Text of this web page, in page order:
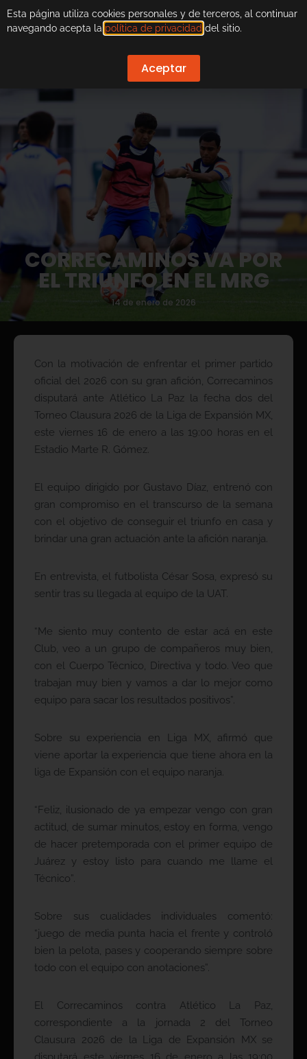
CORRECAMINOS VA POR
EL TRIUNFO EN EL MRG
14 de enero de 2026
Con la motivación de enfrentar el primer partido
oficial del 2026 con su gran afición, Correcaminos
disputará ante Atlético La Paz la fecha dos del
Torneo Clausura 2026 de la Liga de Expansión MX,
este viernes 16 de enero a las 19:00 horas en el
Estadio Marte R. Gómez.
El equipo dirigido por Gustavo Díaz, entrenó con
gran compromiso en el transcurso de la semana
con el objetivo de conseguir el triunfo en casa y
brindar una gran actuación ante la afición naranja.
En entrevista, el futbolista César Sosa, expresó su
sentir tras su llegada al equipo de la UAT.
“Me siento muy contento de estar acá en este
Club, veo a un grupo de compañeros muy bien,
con el Cuerpo Técnico, Directiva y todo. Veo que
trabajan muy bien y vamos a dar lo mejor como
equipo para sacar los resultados positivos”.
Sobre su experiencia en Liga MX, afirmó que
viene aportar la experiencia que tiene ahora en la
liga de Expansión con el equipo naranja.
“Feliz, ilusionado de ya empezar vengo con gran
actitud, de sumar minutos, estoy en forma, vengo
de hacer pretemporada con el primer equipo de
Juárez y estoy listo para cuando me llame el
Técnico”.
Sobre sus cualidades individuales comentó:
“juego de media punta hacia el frente y controló
bien la pelota, pases y cooperando siempre sobre
todo con el equipo con anotaciones”.
El Correcaminos contra Atlético La Paz,
correspondiente a la jornada 2 del Torneo
Clausura 2026 de la Liga de Expansión MX se
Esta página utiliza cookies personales y de terceros, al continuar
navegando acepta la política de privacidad del sitio.
Aceptar